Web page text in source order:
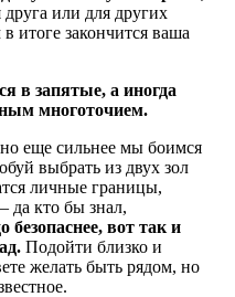
друга или для других
итоге закончится ваша
в запятые, а иногда
многоточием.
еще сильнее мы боимся
выбрать из двух зол
личные границы,
да кто бы знал,
безопаснее, вот так и
Подойти близко и
желать быть рядом, но